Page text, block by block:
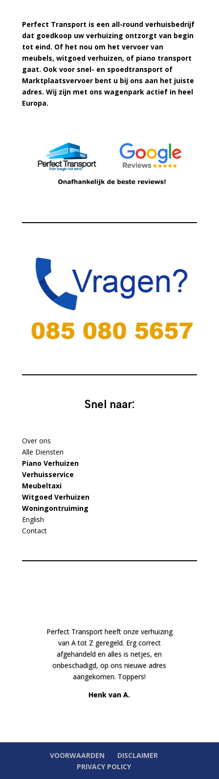
Perfect Transport is een all-round verhuisbedrijf
dat goedkoop uw verhuizing ontzorgt van begin
tot eind. Of het nou om het vervoer van
meubels, witgoed verhuizen, of piano transport
gaat. Ook voor snel- en spoedtransport of
Marktplaatsvervoer bent u bij ons aan het juiste
adres. Wij zijn met ons wagenpark actief in heel
Europa.
Snel naar:
Over ons
Alle Diensten
Piano Verhuizen
Verhuisservice
Meubeltaxi
Witgoed Verhuizen
Woningontruiming
English
Contact
Perfect Transport heeft onze verhuizing
van A tot Z geregeld. Erg correct
afgehandeld en alles is netjes, en
onbeschadigd, op ons nieuwe adres
aangekomen. Toppers!
Henk van A.
VOORWAARDEN
DISCLAIMER
PRIVACY POLICY